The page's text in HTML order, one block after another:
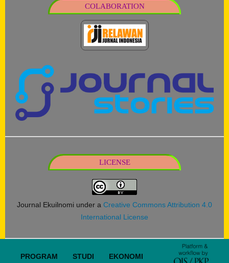
COLABORATION
LICENSE
Journal Ekuilnomi under a Creative Commons Attribution 4.0
International License
PROGRAM STUDI EKONOMI